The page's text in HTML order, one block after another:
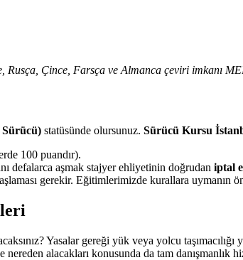
Çince, Farsça ve Almanca çeviri imkanı
Sürücü) statüsünde olursunuz. Sürücü Kursu
100 puandır).
defalarca aşmak stajyer ehliyetinin doğrudan iptal
gerekir. Eğitimlerimizde kurallara uymanın
Yasalar gereği yük veya yolcu taşımacılığı
alacakları konusunda da tam danışmanlık